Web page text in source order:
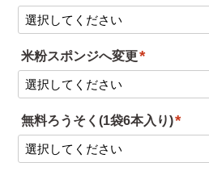
(
必
須
)
米粉スポンジへ変更
必
須
無料ろうそく(1袋6本入り)
必